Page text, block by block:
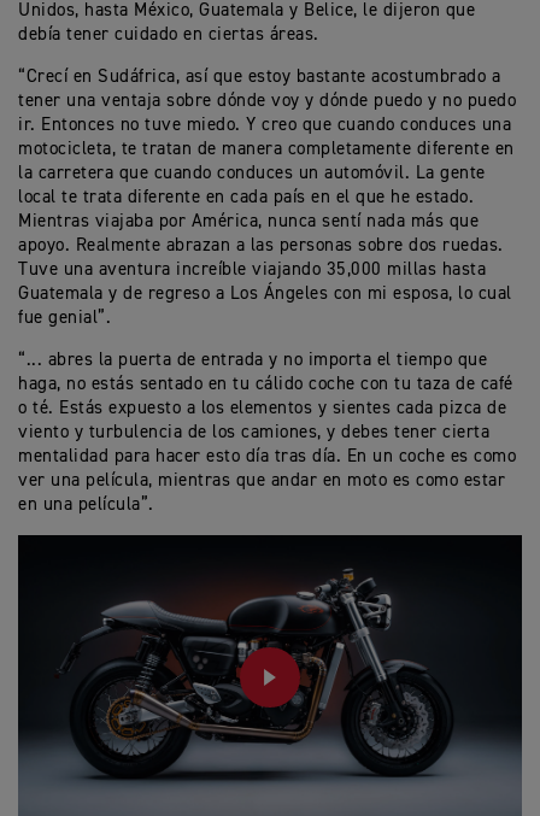
Unidos, hasta México, Guatemala y Belice, le dijeron que
debía tener cuidado en ciertas áreas.
“Crecí en Sudáfrica, así que estoy bastante acostumbrado a
tener una ventaja sobre dónde voy y dónde puedo y no puedo
ir. Entonces no tuve miedo. Y creo que cuando conduces una
motocicleta, te tratan de manera completamente diferente en
la carretera que cuando conduces un automóvil. La gente
local te trata diferente en cada país en el que he estado.
Mientras viajaba por América, nunca sentí nada más que
apoyo. Realmente abrazan a las personas sobre dos ruedas.
Tuve una aventura increíble viajando 35,000 millas hasta
Guatemala y de regreso a Los Ángeles con mi esposa, lo cual
fue genial”.
“... abres la puerta de entrada y no importa el tiempo que
haga, no estás sentado en tu cálido coche con tu taza de café
o té. Estás expuesto a los elementos y sientes cada pizca de
viento y turbulencia de los camiones, y debes tener cierta
mentalidad para hacer esto día tras día. En un coche es como
ver una película, mientras que andar en moto es como estar
en una película”.
PLAY